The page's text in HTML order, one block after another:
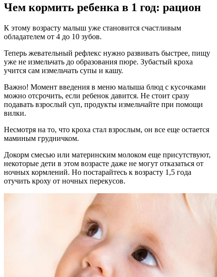
Чем кормить ребенка в 1 год: рацион
К этому возрасту малыш уже становится счастливым
обладателем от 4 до 10 зубов.
Теперь жевательный рефлекс нужно развивать быстрее, пищу
уже не измельчать до образования пюре. Зубастый кроха
учится сам измельчать супы и кашу.
Важно! Момент введения в меню малыша блюд с кусочками
можно отсрочить, если ребенок давится. Не стоит сразу
подавать взрослый суп, продукты измельчайте при помощи
вилки.
Несмотря на то, что кроха стал взрослым, он все еще остается
маминым грудничком.
Докорм смесью или материнским молоком еще присутствуют,
некоторые дети в этом возрасте даже не могут отказаться от
ночных кормлений. Но постарайтесь к возрасту 1,5 года
отучить кроху от ночных перекусов.